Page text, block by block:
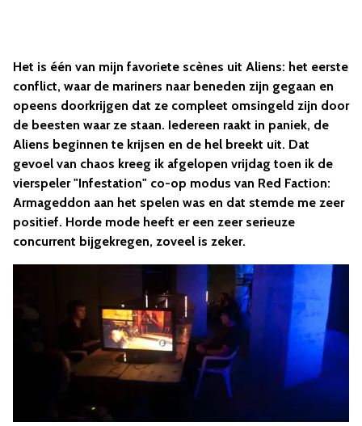
Het is één van mijn favoriete scènes uit Aliens: het eerste
conflict, waar de mariners naar beneden zijn gegaan en
opeens doorkrijgen dat ze compleet omsingeld zijn door
de beesten waar ze staan. Iedereen raakt in paniek, de
Aliens beginnen te krijsen en de hel breekt uit. Dat
gevoel van chaos kreeg ik afgelopen vrijdag toen ik de
vierspeler "Infestation" co-op modus van Red Faction:
Armageddon aan het spelen was en dat stemde me zeer
positief. Horde mode heeft er een zeer serieuze
concurrent bijgekregen, zoveel is zeker.